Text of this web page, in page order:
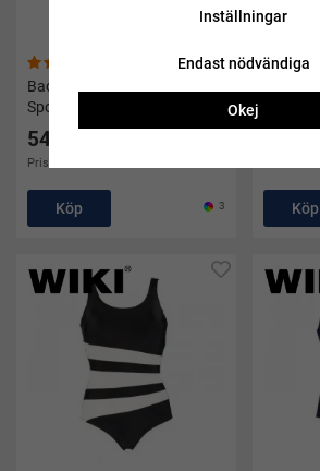
Baddräkt med ben Regina
Sport svart/grå - Wiki
549 kr
Pris i andra butiker 699 kr
Köp 3 Köp
Inställningar
Endast nödvändiga
Okej